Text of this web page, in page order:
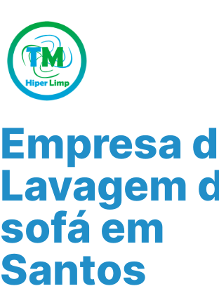
Empresa
Lavagem
sofá em
Santos